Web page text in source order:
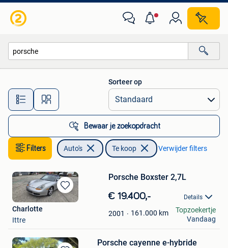
Alle afstanden…
Sorteer op
Bewaar je zoekopdracht
Filters Auto's Te koop Verwijder filters
Bewaren
in
Porsche Boxster 2,7L
€ 19.400,- Details
2001 161.000 km
Charlotte
Ittre
Topzoekertje
Vandaag
Porsche cayenne e-hybride